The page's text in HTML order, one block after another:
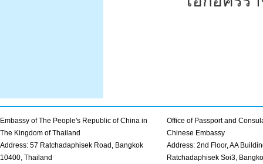
Embassy of The People's Republic of China in
The Kingdom of Thailand
Address: 57 Ratchadaphisek Road, Bangkok
10400, Thailand
Office of Passport and
Chinese Embassy
Address: 2nd Floor, AA
Ratchadaphisek Soi3,